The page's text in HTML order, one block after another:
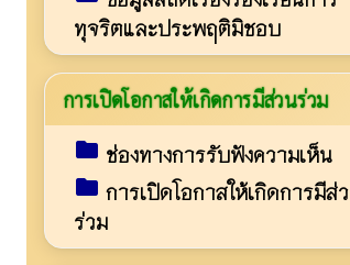
ทุจริตและประพฤติมิชอบ
การเปิดโอกาสให้เกิดการมีส่วนร่วม
folder ช่องทางการรับฟังความเห็น
folder การเปิดโอกาสให้เกิดการมีส่
ร่วม